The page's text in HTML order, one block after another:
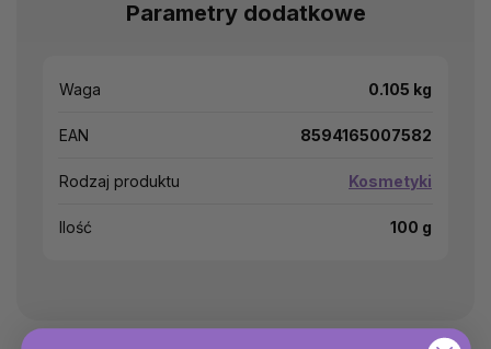
Parametry dodatkowe
Waga 0.105 kg
EAN 8594165007582
Rodzaj produktu Kosmetyki
Ilość 100 g